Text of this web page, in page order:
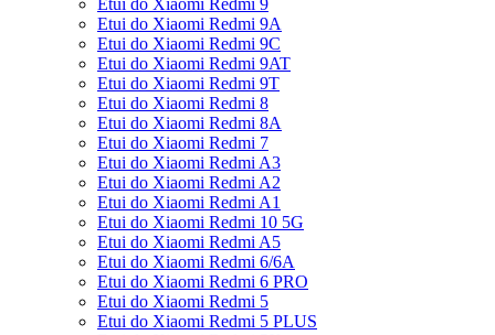
Etui do Xiaomi Redmi 9
Etui do Xiaomi Redmi 9A
Etui do Xiaomi Redmi 9C
Etui do Xiaomi Redmi 9AT
Etui do Xiaomi Redmi 9T
Etui do Xiaomi Redmi 8
Etui do Xiaomi Redmi 8A
Etui do Xiaomi Redmi 7
Etui do Xiaomi Redmi A3
Etui do Xiaomi Redmi A2
Etui do Xiaomi Redmi A1
Etui do Xiaomi Redmi 10 5G
Etui do Xiaomi Redmi A5
Etui do Xiaomi Redmi 6/6A
Etui do Xiaomi Redmi 6 PRO
Etui do Xiaomi Redmi 5
Etui do Xiaomi Redmi 5 PLUS